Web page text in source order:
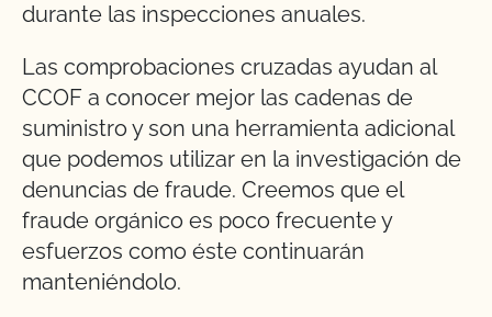
durante las inspecciones anuales.
Las comprobaciones cruzadas ayudan al
CCOF a conocer mejor las cadenas de
suministro y son una herramienta adicional
que podemos utilizar en la investigación de
denuncias de fraude. Creemos que el
fraude orgánico es poco frecuente y
esfuerzos como éste continuarán
manteniéndolo.